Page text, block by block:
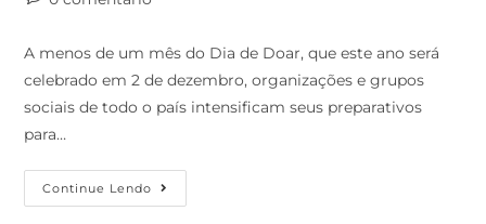
A menos de um mês do Dia de Doar, que este ano será
celebrado em 2 de dezembro, organizações e grupos
sociais de todo o país intensificam seus preparativos
para…
Continue Lendo